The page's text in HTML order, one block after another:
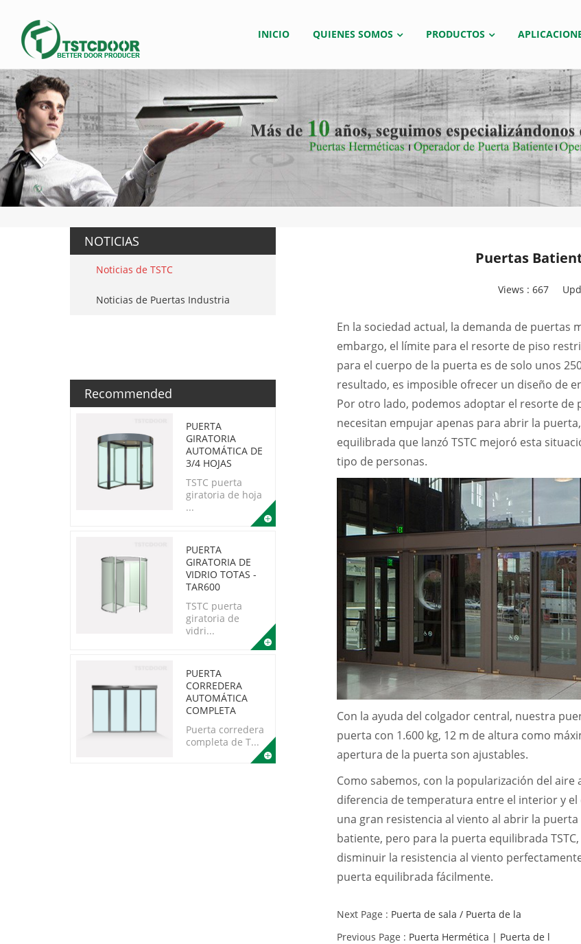
INICIO QUIENES SOMOS PRODUCTOS
NOTICIAS
Noticias de TSTC
Noticias de Puertas Industria
Recommended
PUERTA
GIRATORIA
AUTOMÁTICA DE
3/4 HOJAS
TSTC puerta
giratoria de hoja
...
PUERTA
GIRATORIA DE
VIDRIO TOTAS -
TAR600
TSTC puerta
giratoria de
vidri...
PUERTA
CORREDERA
AUTOMÁTICA
COMPLETA
Puerta corredera
completa de T...
Puertas
Views : 667
En la sociedad actual, la demanda de puertas
embargo, el límite para el resorte de piso
para el cuerpo de la puerta es de solo unos
resultado, es imposible ofrecer un diseño de
Por otro lado, podemos adoptar el resorte de
necesitan empujar apenas para abrir la
equilibrada que lanzó TSTC mejoró esta
tipo de personas.
Con la ayuda del colgador central, nuestra
puerta con 1.600 kg, 12 m de altura como
apertura de la puerta son ajustables.
Como sabemos, con la popularización del
diferencia de temperatura entre el interior y
una gran resistencia al viento al abrir la
batiente, pero para la puerta equilibrada
disminuir la resistencia al viento
puerta equilibrada fácilmente.
Next Page : Puerta de sala / Puerta de la
Previous Page : Puerta Hermética | Puerta de l